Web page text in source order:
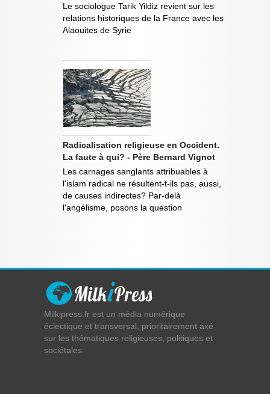
Le sociologue Tarik Yildiz revient sur les
relations historiques de la France avec les
Alaouites de Syrie
Radicalisation religieuse en Occident.
La faute à qui? - Père Bernard Vignot
Les carnages sanglants attribuables à
l'islam radical ne résultent-t-ils pas, aussi,
de causes indirectes? Par-delà
l'angélisme, posons la question
Milkipress.fr est un média numérique
éclectique et transversal, prioritairement axé
sur les thématiques religieuses, politiques et
sociétales.